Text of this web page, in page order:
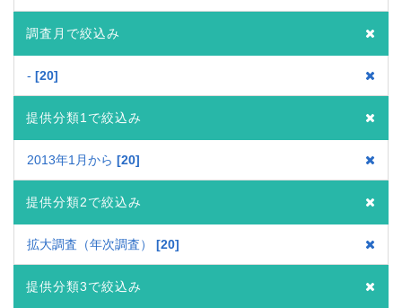
調査月で絞込み
- 20
提供分類1で絞込み
2013年1月から 20
提供分類2で絞込み
拡大調査（年次調査） 20
提供分類3で絞込み